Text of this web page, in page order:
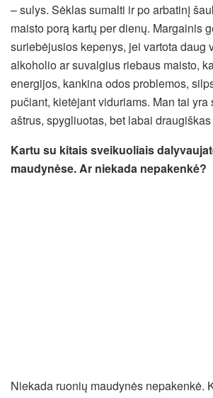
– sulys. Sėklas sumalti ir po arbatinį
maisto porą kartų per dienų. Margainis
suriebėjusios kepenys, jei vartota daug
alkoholio ar suvalgius riebaus maisto,
energijos, kankina odos problemos,
pučiant, kietėjant viduriams. Man tai yra
aštrus, spygliuotas, bet labai
Kartu su kitais sveikuoliais
maudynėse. Ar niekada nepakenkė?
Niekada ruonių maudynės nepakenkė.